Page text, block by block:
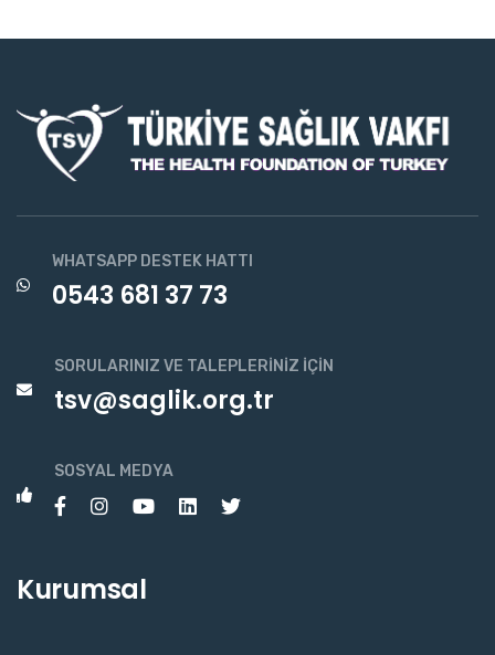
WHATSAPP DESTEK HATTI
0543 681 37 73
SORULARINIZ VE TALEPLERINIZ İÇIN
tsv@saglik.org.tr
SOSYAL MEDYA
Kurumsal